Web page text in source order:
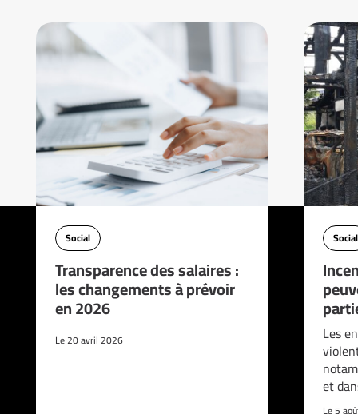
Social
Transparence des salaires :
les changements à prévoir
en 2026
Le 20 avril 2026
Social
Les
et